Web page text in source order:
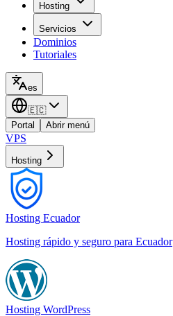
Hosting
Servicios
Dominios
Tutoriales
es
🇪🇨
Portal
Abrir menú
VPS
Hosting
Hosting Ecuador
Hosting rápido y seguro para Ecuador
Hosting WordPress